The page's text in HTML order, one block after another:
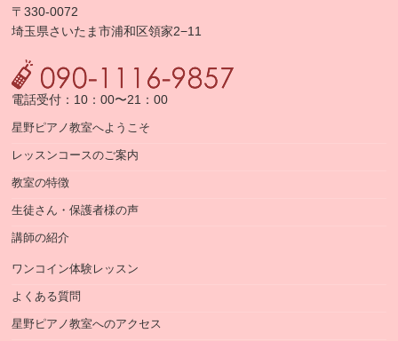
〒330-0072
埼玉県さいたま市浦和区領家2−11
電話受付：10：00〜21：00
星野ピアノ教室へようこそ
レッスンコースのご案内
教室の特徴
生徒さん・保護者様の声
講師の紹介
ワンコイン体験レッスン
よくある質問
星野ピアノ教室へのアクセス